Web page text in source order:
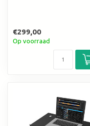
€299,00
Op voorraad